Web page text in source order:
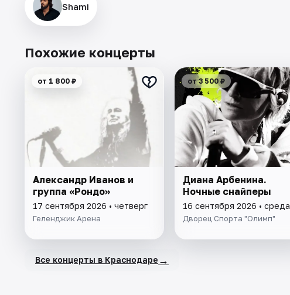
Shami
Похожие концерты
от 1 800 ₽
Александр Иванов и
группа «Рондо»
17 сентября 2026 • четверг
Геленджик Арена
от 3 500 ₽
Диана Арбенина.
Ночные снайперы
16 сентября 2026 • среда
Дворец Спорта "Олимп"
Все концерты в Краснодаре →